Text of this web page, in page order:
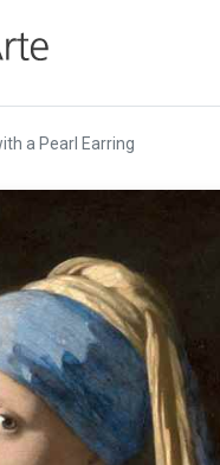
a Pearl Earring